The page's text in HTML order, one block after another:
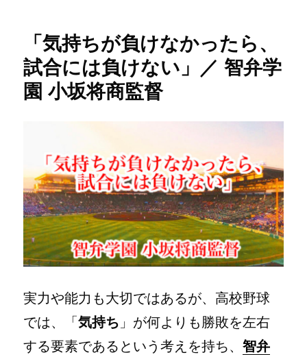
る
も
の
が
大
成
長
し
て
い
け
る」
／
学
園
小
坂
「気持ちが負けなかったら、
試合には負けない」／ 智弁学
園 小坂将商監督
実力や能力も大切ではあるが、高校野球
では、「気持ち 」が何よりも勝敗を左右
する要素であるという考えを持ち、智弁